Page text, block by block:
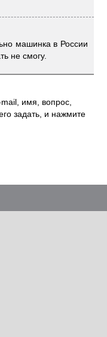
машинка в России
не смогу.
имя, вопрос,
задать, и нажмите